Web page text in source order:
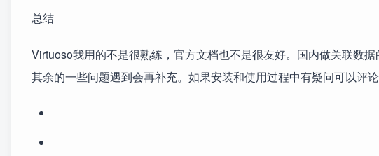
总结
Virtuoso我用的不是很熟练，官方文档也不是很友好。国内做关联数
其余的一些问题遇到会再补充。如果安装和使用过程中有疑问可以评论